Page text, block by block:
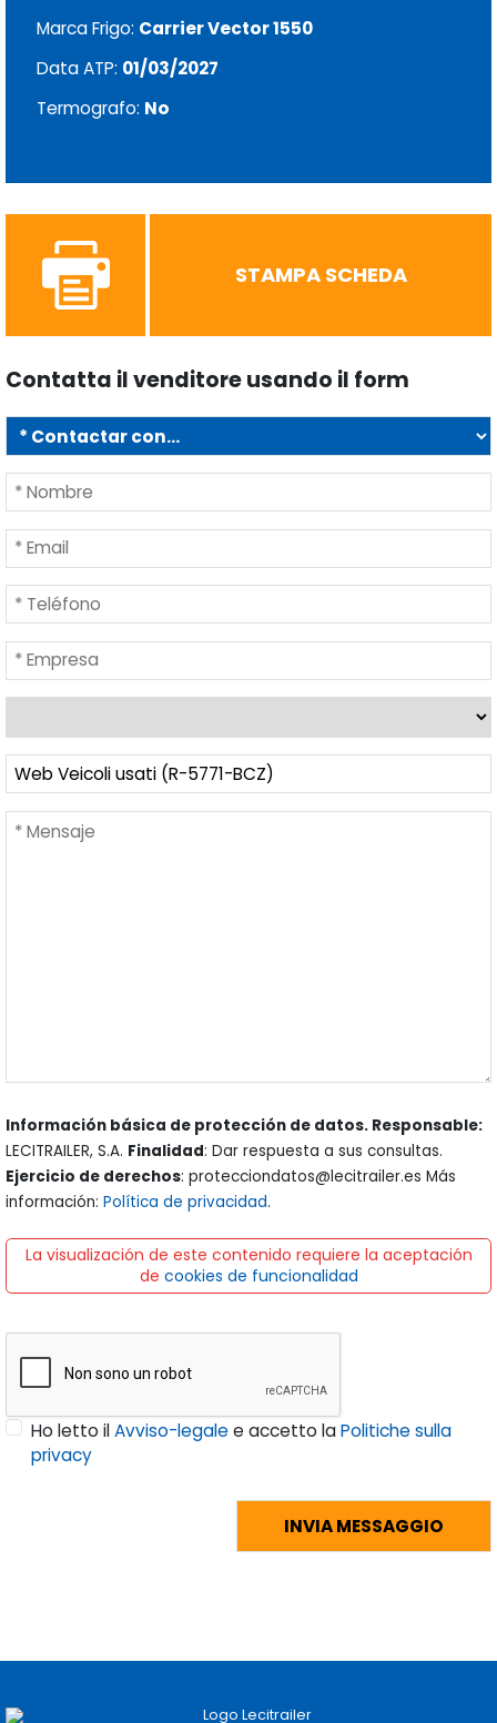
Marca Frigo: Carrier Vector 1550
Data ATP: 01/03/2027
Termografo: No
STAMPA SCHEDA
Contatta il venditore usando il form
Información básica de protección de datos. Responsable:
LECITRAILER, S.A. Finalidad: Dar respuesta a sus consultas.
Ejercicio de derechos: protecciondatos@lecitrailer.es Más
información: Política de privacidad.
La visualización de este contenido requiere la aceptación
de cookies de funcionalidad
Ho letto ilAvviso-legalee accetto laPolitiche sulla
privacy